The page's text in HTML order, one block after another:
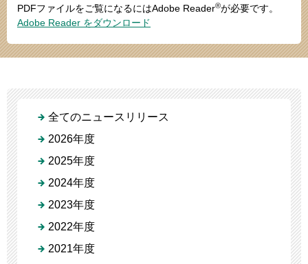
PDFファイルをご覧になるにはAdobe Reader®が必要です。
Adobe Reader をダウンロード
全てのニュースリリース
2026年度
2025年度
2024年度
2023年度
2022年度
2021年度